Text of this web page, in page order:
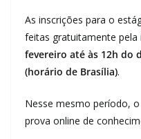
As inscrições para o
feitas gratuitamente
fevereiro até às 12h do
(horário de Brasília).
Nesse mesmo período,
prova online de